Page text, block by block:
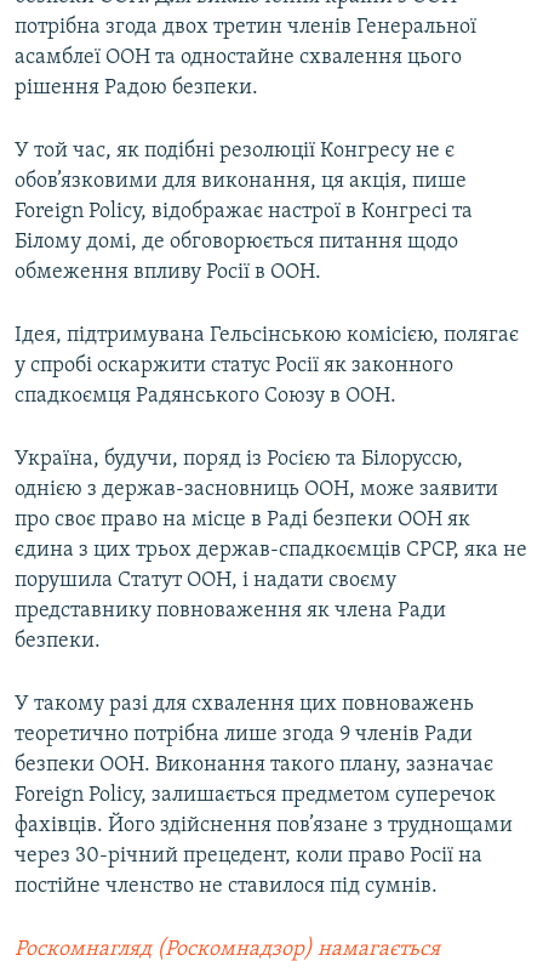
потрібна згода двох третин членів Генеральної
асамблеї ООН та одностайне схвалення цього
рішення Радою безпеки.
У той час, як подібні резолюції Конгресу не є
обов’язковими для виконання, ця акція, пише
Foreign Policy, відображає настрої в Конгресі та
Білому домі, де обговорюється питання щодо
обмеження впливу Росії в ООН.
Ідея, підтримувана Гельсінською комісією, полягає
у спробі оскаржити статус Росії як законного
спадкоємця Радянського Союзу в ООН.
Україна, будучи, поряд із Росією та Білоруссю,
однією з держав-засновниць ООН, може заявити
про своє право на місце в Раді безпеки ООН як
єдина з цих трьох держав-спадкоємців СРСР, яка не
порушила Статут ООН, і надати своєму
представнику повноваження як члена Ради
безпеки.
У такому разі для схвалення цих повноважень
теоретично потрібна лише згода 9 членів Ради
безпеки ООН. Виконання такого плану, зазначає
Foreign Policy, залишається предметом суперечок
фахівців. Його здійснення пов’язане з труднощами
через 30-річний прецедент, коли право Росії на
постійне членство не ставилося під сумнів.
Роскомнагляд (Роскомнадзор) намагається